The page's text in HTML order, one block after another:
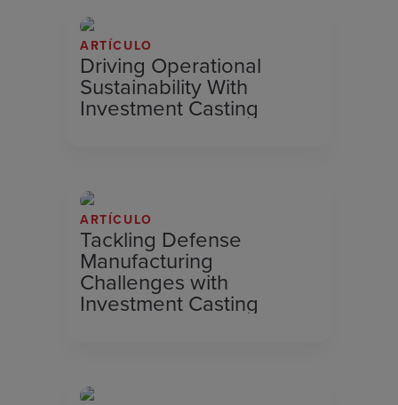
ARTÍCULO
Driving Operational
Sustainability With
Investment Casting
ARTÍCULO
Tackling Defense
Manufacturing
Challenges with
Investment Casting